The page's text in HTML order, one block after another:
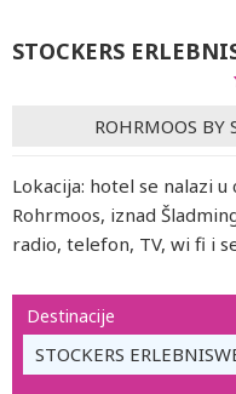
STOCKERS
ROHRMOOS BY
Lokacija: hotel se nalazi
Rohrmoos, iznad
radio, telefon, TV, wi fi i
Destinacije
STOCKERS